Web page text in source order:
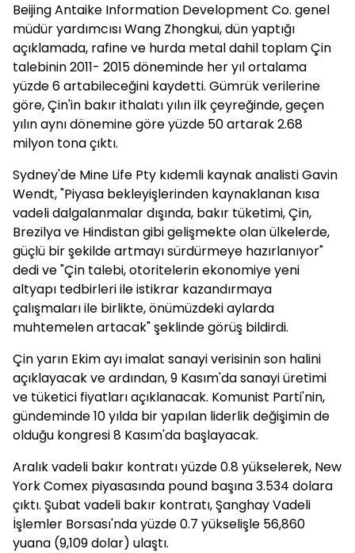
Beijing Antaike Information Development Co. genel
müdür yardımcısı Wang Zhongkui, dün yaptığı
açıklamada, rafine ve hurda metal dahil toplam Çin
talebinin 2011- 2015 döneminde her yıl ortalama
yüzde 6 artabileceğini kaydetti. Gümrük verilerine
göre, Çin'in bakır ithalatı yılın ilk çeyreğinde, geçen
yılın aynı dönemine göre yüzde 50 artarak 2.68
milyon tona çıktı.
Sydney'de Mine Life Pty kıdemli kaynak analisti Gavin
Wendt, "Piyasa bekleyişlerinden kaynaklanan kısa
vadeli dalgalanmalar dışında, bakır tüketimi, Çin,
Brezilya ve Hindistan gibi gelişmekte olan ülkelerde,
güçlü bir şekilde artmayı sürdürmeye hazırlanıyor"
dedi ve "Çin talebi, otoritelerin ekonomiye yeni
altyapı tedbirleri ile istikrar kazandırmaya
çalışmaları ile birlikte, önümüzdeki aylarda
muhtemelen artacak" şeklinde görüş bildirdi.
Çin yarın Ekim ayı imalat sanayi verisinin son halini
açıklayacak ve ardından, 9 Kasım'da sanayi üretimi
ve tüketici fiyatları açıklanacak. Komunist Parti'nin,
gündeminde 10 yılda bir yapılan liderlik değişimin de
olduğu kongresi 8 Kasım'da başlayacak.
Aralık vadeli bakır kontratı yüzde 0.8 yükselerek, New
York Comex piyasasında pound başına 3.534 dolara
çıktı. Şubat vadeli bakır kontratı, Şanghay Vadeli
İşlemler Borsası'nda yüzde 0.7 yükselişle 56,860
yuana (9,109 dolar) ulaştı.